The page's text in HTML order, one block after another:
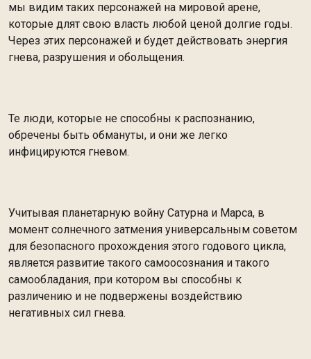
мы видим таких персонажей на мировой арене,
которые длят свою власть любой ценой долгие годы.
Через этих персонажей и будет действовать энергия
гнева, разрушения и обольщения.
Те люди, которые не способны к распознанию,
обречены быть обмануты, и они же легко
инфицируются гневом.
Учитывая планетарную войну Сатурна и Марса, в
момент солнечного затмения универсальным советом
для безопасного прохождения этого годового цикла,
является развитие такого самоосознания и такого
самообладания, при котором вы способны к
различению и не подвержены воздействию
негативных сил гнева.